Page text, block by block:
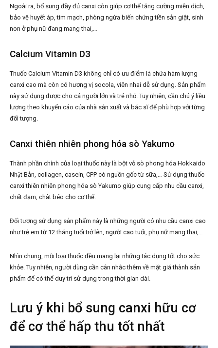
Ngoài ra, bổ sung đầy đủ canxi còn giúp cơ thể tăng cường miễn dịch,
bảo vệ huyết áp, tim mạch, phòng ngừa biến chứng tiền sản giật, sinh
non ở phụ nữ đang mang thai,…
Calcium Vitamin D3
Thuốc Calcium Vitamin D3 không chỉ có ưu điểm là chứa hàm lượng
canxi cao mà còn có hương vị socola, viên nhai dễ sử dụng. Sản phẩm
này sử dụng được cho cả người lớn và trẻ nhỏ. Tuy nhiên, cần chú ý liều
lượng theo khuyến cáo của nhà sản xuất và bác sĩ để phù hợp với từng
đối tượng.
Canxi thiên nhiên phong hóa sò Yakumo
Thành phần chính của loại thuốc này là bột vỏ sò phong hóa Hokkaido
Nhật Bản, collagen, casein, CPP có nguồn gốc từ sữa,… Sử dụng thuốc
canxi thiên nhiên phong hóa sò Yakumo giúp cung cấp nhu cầu canxi,
chất đạm, chât béo cho cơ thể.
Đối tượng sử dụng sản phẩm này là những người có nhu cầu canxi cao
như trẻ em từ 12 tháng tuổi trở lên, người cao tuổi, phụ nữ mang thai,…
Nhìn chung, mỗi loại thuốc đều mang lại những tác dụng tốt cho sức
khỏe. Tuy nhiên, người dùng cần cân nhắc thêm về mặt giá thành sản
phẩm để có thể duy trì sử dụng trong thời gian dài.
Lưu ý khi bổ sung canxi hữu cơ
để cơ thể hấp thu tốt nhất